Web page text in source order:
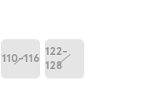
110-116
122-
128